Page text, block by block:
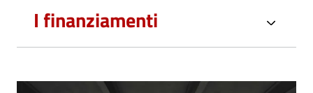
I finanziamenti